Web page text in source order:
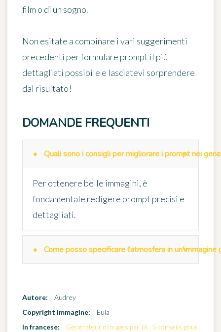
film o di un sogno.
Non esitate a combinare i vari suggerimenti
precedenti per formulare prompt il più
dettagliati possibile e lasciatevi sorprendere
dal risultato!
DOMANDE FREQUENTI
Quali sono i consigli per migliorare i prompt nei
Per ottenere belle immagini, è
fondamentale redigere prompt precisi e
dettagliati.
Come posso specificare l'atmosfera in un'immagine
Autore:
Audrey
Copyright immagine:
Eula
In francese:
Générateur d'images par IA : 5 conseils pour